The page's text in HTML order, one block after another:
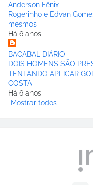
Anderson Fênix
Rogerinho e Edvan
mesmos
Há 6 anos
BACABAL DIÁRIO
DOIS HOMENS SÃO
TENTANDO APLICAR
COSTA
Há 6 anos
Mostrar todos